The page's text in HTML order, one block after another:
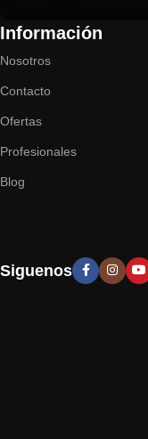
Información
Nosotros
Contacto
Ofertas
Profesionales
Blog
Siguenos